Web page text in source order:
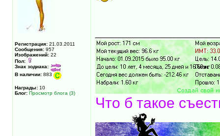
Регистрация: 21.03.2011
Сообщения: 957
Изображений: 22
Пол:
Знак зодиака:
В наличии: 883
Награды: 10
Блог: Просмотр блога (3)
Что б такое